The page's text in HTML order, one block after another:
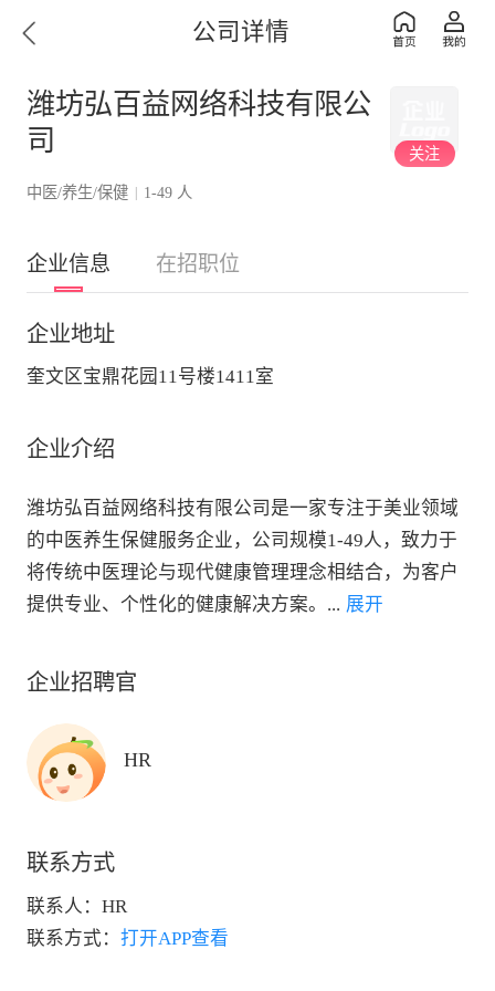
公司详情
潍坊弘百益网络科技有限公
司
中医/养生/保健 | 1-49 人
关注
企业信息 在招职位
企业地址
奎文区宝鼎花园11号楼1411室
企业介绍
潍坊弘百益网络科技有限公司是一家专注于美业领域
的中医养生保健服务企业，公司规模1-49人，致力于
将传统中医理论与现代健康管理理念相结合，为客户
提供专业、个性化的健康解决方案。 ... 展开
企业招聘官
HR
联系方式
联系人： HR
联系方式： 打开APP查看